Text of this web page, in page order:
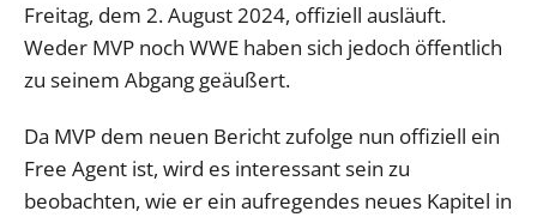
Freitag, dem 2. August 2024, offiziell ausläuft.
Weder MVP noch WWE haben sich jedoch öffentlich
zu seinem Abgang geäußert.
Da MVP dem neuen Bericht zufolge nun offiziell ein
Free Agent ist, wird es interessant sein zu
beobachten, wie er ein aufregendes neues Kapitel in